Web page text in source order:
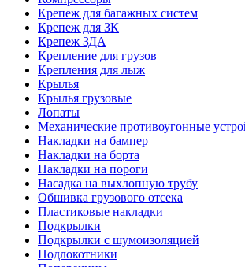
Крепеж для багажных систем
Крепеж для ЗК
Крепеж ЗДА
Крепление для грузов
Крепления для лыж
Крылья
Крылья грузовые
Лопаты
Механические противоугонные
Накладки на бампер
Накладки на борта
Накладки на пороги
Насадка на выхлопную трубу
Обшивка грузового отсека
Пластиковые накладки
Подкрылки
Подкрылки с шумоизоляцией
Подлокотники